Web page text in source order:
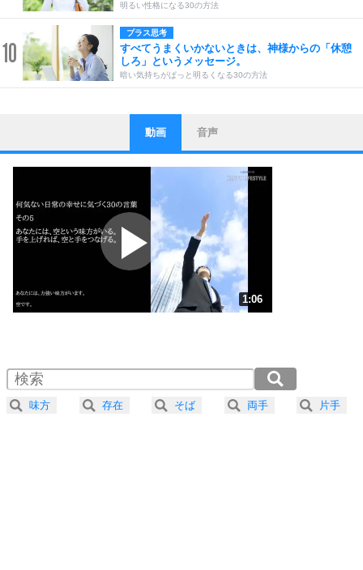
明るい性格になる30の方法
10
プラス思考
すべてうまくいかないときは、神様からの「休憩
しろ」というメッセージ。
暗い気持ちがぱっと明るくなる30の方法
1
ストレス対策
他人と比べない。
いっそのこと、他人を見ない。
いらいらしない人になる30の方法
プラス思考
ポジティブになれない原因は、行動しないから。
ポジティブ思考になる30の方法
ストレス対策
人生、なんとかなるもの。
気楽に生きる30の方法
4 器の大きい人は、怒りを優しさで表現する。
プラス思考
動画 音声
1:06
2.0倍速 （131KB 33秒）
2.5倍速 （105KB 26秒）
3.0倍速 （88KB 22秒）
味方 存在 そば 両手 片手